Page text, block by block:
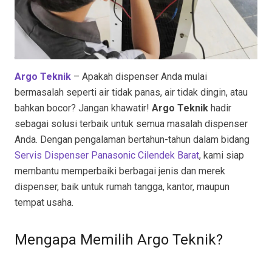
Argo Teknik – Apakah dispenser Anda mulai
bermasalah seperti air tidak panas, air tidak dingin, atau
bahkan bocor? Jangan khawatir! Argo Teknik hadir
sebagai solusi terbaik untuk semua masalah dispenser
Anda. Dengan pengalaman bertahun-tahun dalam bidang
Servis Dispenser Panasonic Cilendek Barat, kami siap
membantu memperbaiki berbagai jenis dan merek
dispenser, baik untuk rumah tangga, kantor, maupun
tempat usaha.
Mengapa Memilih Argo Teknik?